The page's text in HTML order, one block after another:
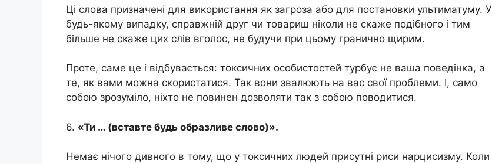
Ці слова призначені для використання як загроза або для постановки ультиматуму. У
будь-якому випадку, справжній друг чи товариш ніколи не скаже подібного і тим
більше не скаже цих слів вголос, не будучи при цьому гранично щирим.
Проте, саме це і відбувається: токсичних особистостей турбує не ваша поведінка, а
те, як вами можна скористатися. Так вони звалюють на вас свої проблеми. І, само
собою зрозуміло, ніхто не повинен дозволяти так з собою поводитися.
6. «Ти … (вставте будь образливе слово)».
Немає нічого дивного в тому, що у токсичних людей присутні риси нарцисизму. Коли